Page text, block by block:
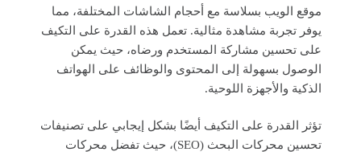
موقع الويب بسلاسة مع أحجام الشاشات المختلفة، مما
يوفر تجربة مشاهدة مثالية. تعمل هذه القدرة على التكيف
على تحسين مشاركة المستخدم ورضاه، حيث يمكن
الوصول بسهولة إلى المحتوى والوظائف على الهواتف
الذكية والأجهزة اللوحية.
تؤثر القدرة على التكيف أيضًا بشكل إيجابي على تصنيفات
تحسين محركات البحث (SEO)، حيث تفضل محركات